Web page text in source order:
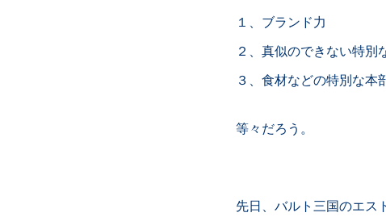
１、ブランド力
２、真似のできない特別
３、食材などの特別な本
等々だろう。
先日、バルト三国のエス